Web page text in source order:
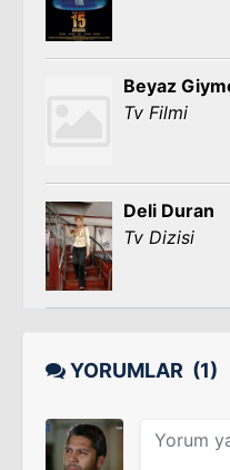
Beyaz
Tv Filmi
Deli Duran
Tv Dizisi
YORUMLAR (1)